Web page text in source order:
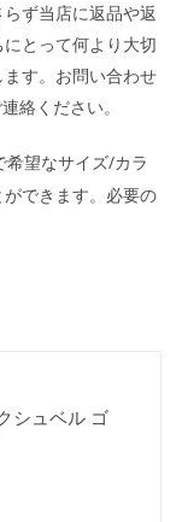
ず当店に返品や返
とって何より大切
す。お問い合わせ
絡ください。
希望なサイズ/カラ
できます。必要の
シュベル ゴ